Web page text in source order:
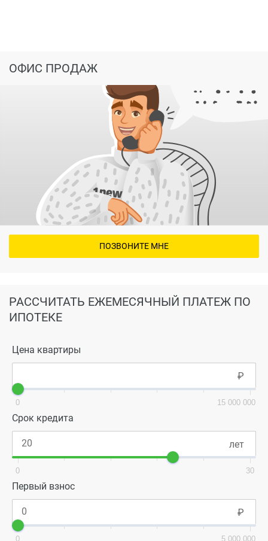
РАССЧИТАТЬ ЕЖЕМЕСЯЧНЫЙ ПЛАТЕЖ ПО
ИПОТЕКЕ
Цена квартиры
0 15 000 000
Срок кредита
0 30
Первый взнос
0 5 000 000
ОФИС ПРОДАЖ
ПОЗВОНИТЕ МНЕ